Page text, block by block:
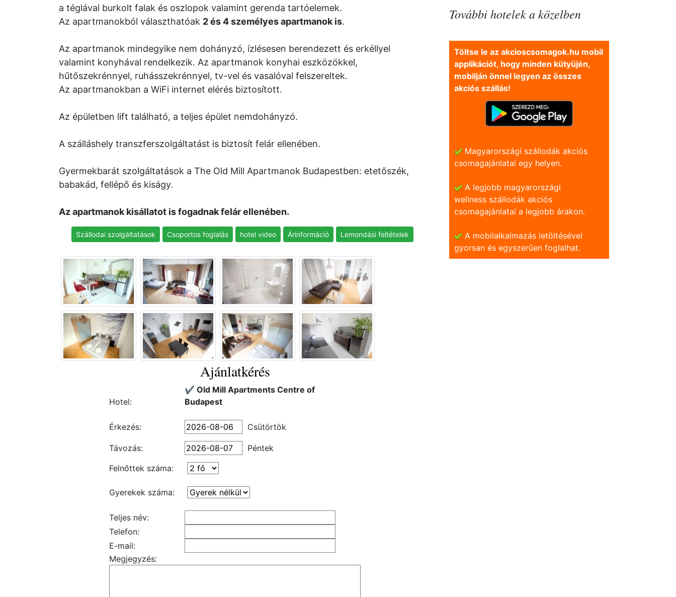
a téglával burkolt falak és oszlopok valamint gerenda tartóelemek.
Az apartmanokból választhatóak 2 és 4 személyes apartmanok is.
Az apartmanok mindegyike nem dohányzó, ízlésesen berendezett és erkéllyel
valamint konyhával rendelkezik. Az apartmanok konyhai eszközökkel,
hűtőszekrénnyel, ruhásszekrénnyel, tv-vel és vasalóval felszereltek.
Az apartmanokban a WiFi internet elérés biztosított.
Az épületben lift található, a teljes épület nemdohányzó.
A szálláshely transzferszolgáltatást is biztosít felár ellenében.
Gyermekbarát szolgáltatások a The Old Mill Apartmanok Budapestben: etetőszék,
babakád, fellépő és kiságy.
Az apartmanok kisállatot is fogadnak felár ellenében.
Szállodai szolgáltatások Csoportos foglalás hotel video Árinformáció Lemondási feltételek
Ajánlatkérés
Hotel:
✔️ Old Mill Apartments Centre of
Budapest
Érkezés: Csütörtök
Távozás:
Péntek
Felnőttek száma:
Gyerekek száma:
Teljes név:
Telefon:
E-mail:
Megjegyzés:
További hotelek a közelben
Töltse le az akcioscsomagok.hu mobil
applikációt, hogy minden kütyüjén,
mobilján önnel legyen az összes
akciós szállás!
Magyarországi szállodák akciós
csomagajánlatai egy helyen.
A legjobb magyarországi
wellness szállodák akciós
csomagajánlatai a legjobb árakon.
A mobilalkalmazás letöltésével
gyorsan és egyszerũen foglalhat.